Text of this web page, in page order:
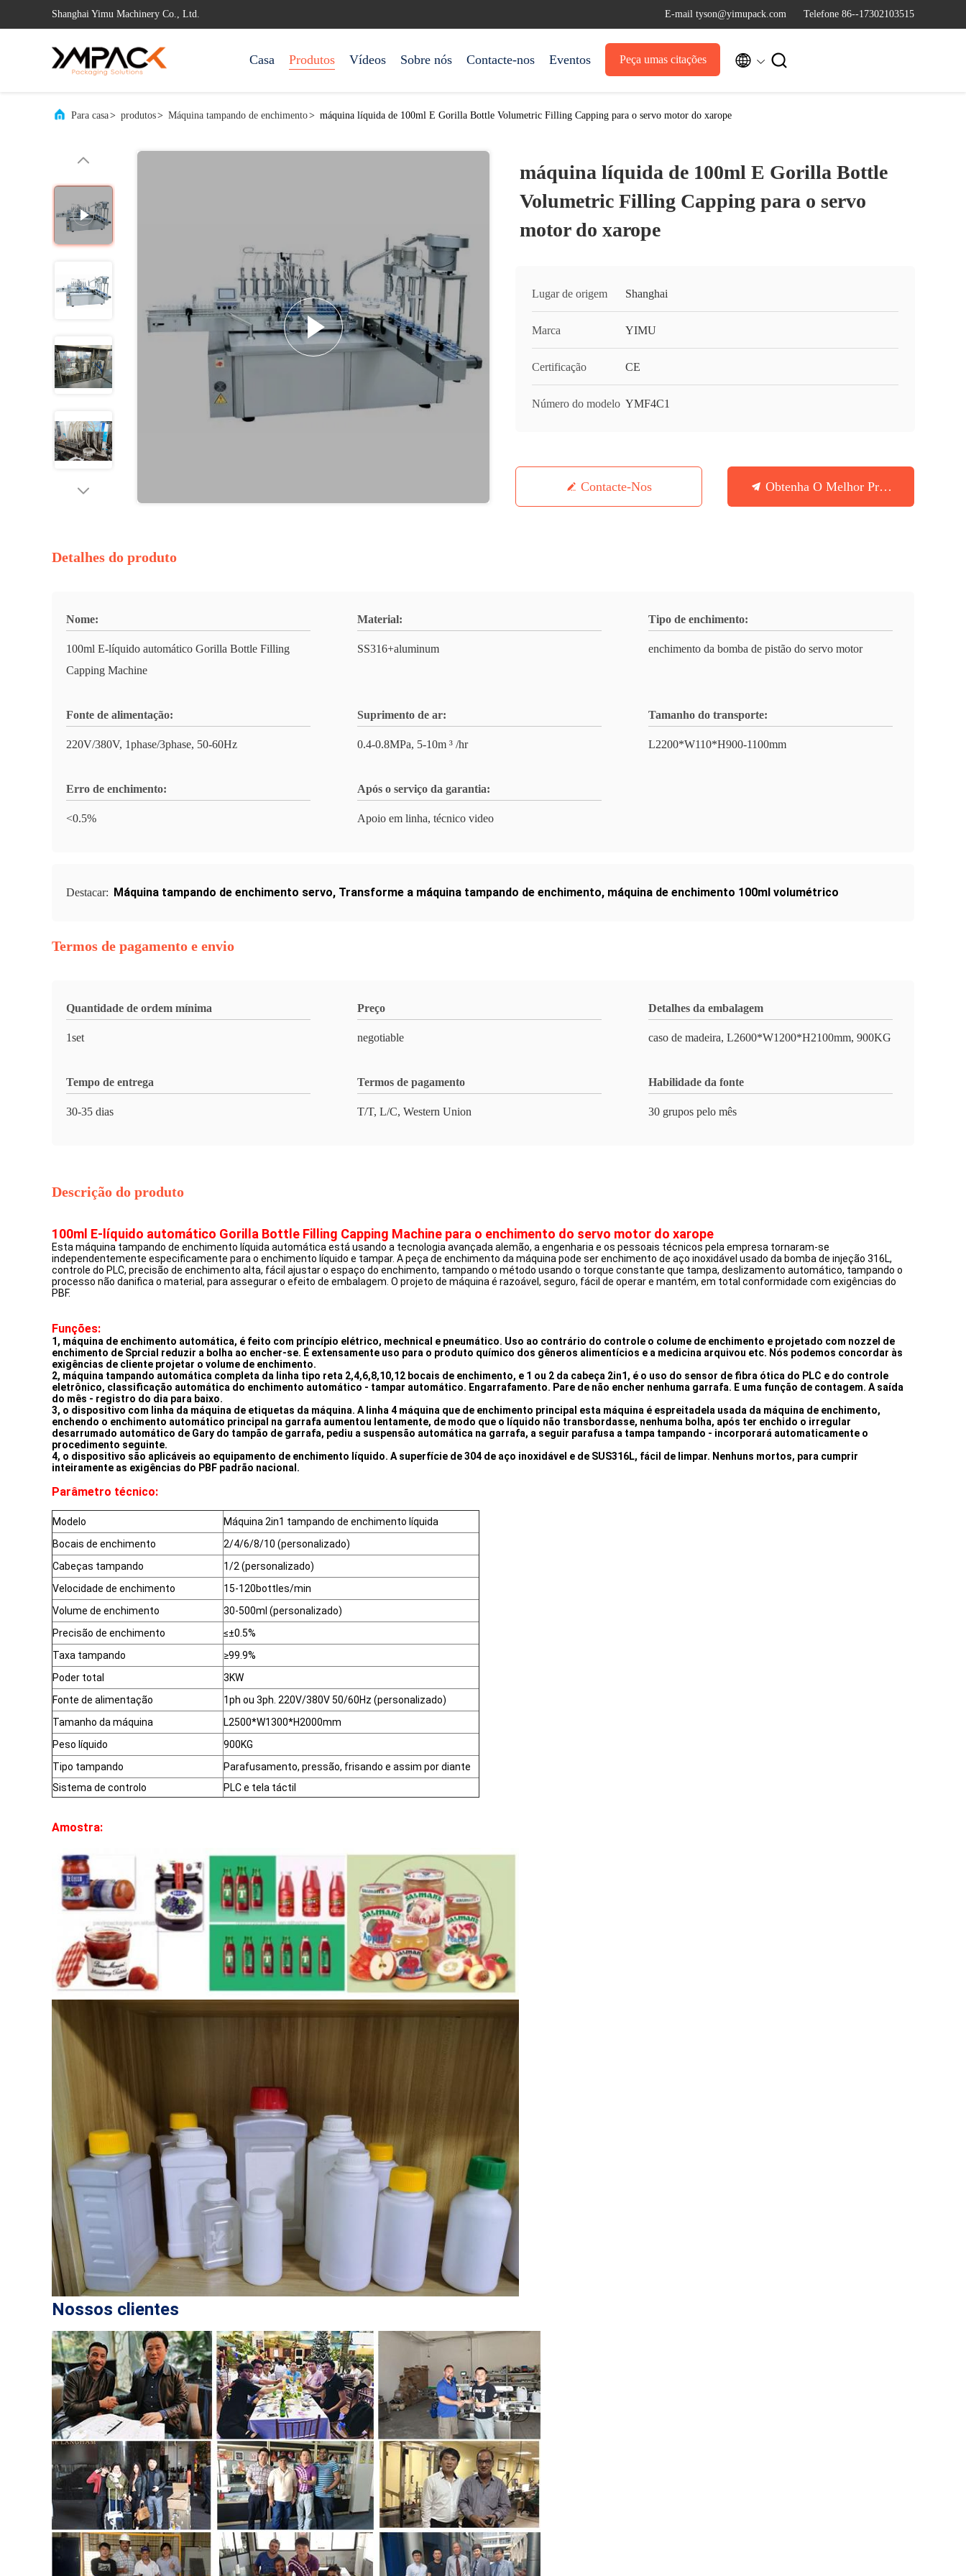
Shanghai Yimu Machinery Co., Ltd. E-mail tyson@yimupack.com Telefone 86--17302103515
Casa Produtos Vídeos Sobre nós Contacte-nos Eventos Peça umas citações  
Para casa> produtos> Máquina tampando de enchimento> máquina líquida de 100ml E Gorilla Bottle Volumetric Filling Capping para o servo motor do xarope
máquina líquida de 100ml E Gorilla Bottle
Volumetric Filling Capping para o servo
motor do xarope
Lugar de origem Shanghai
Marca YIMU
Certificação CE
Número do modelo YMF4C1
Contacte-Nos Obtenha O Melhor Preço
Detalhes do produto
Nome:
100ml E-líquido automático Gorilla Bottle Filling
Capping Machine
Material:
SS316+aluminum
Tipo de enchimento:
enchimento da bomba de pistão do servo motor
Fonte de alimentação:
220V/380V, 1phase/3phase, 50-60Hz
Suprimento de ar:
0.4-0.8MPa, 5-10m ³ /hr
Tamanho do transporte:
L2200*W110*H900-1100mm
Erro de enchimento:
<0.5%
Após o serviço da garantia:
Apoio em linha, técnico video
Destacar: Máquina tampando de enchimento servo, Transforme a máquina tampando de enchimento, máquina de enchimento 100ml volumétrico
Termos de pagamento e envio
Quantidade de ordem mínima
1set
Preço
negotiable
Detalhes da embalagem
caso de madeira, L2600*W1200*H2100mm, 900KG
Tempo de entrega
30-35 dias
Termos de pagamento
T/T, L/C, Western Union
Habilidade da fonte
30 grupos pelo mês
Descrição do produto
100ml E-líquido automático Gorilla Bottle Filling Capping Machine para o enchimento do servo motor do xarope
Esta máquina tampando de enchimento líquida automática está usando a tecnologia avançada alemão, a engenharia e os pessoais técnicos pela empresa tornaram-se
independentemente especificamente para o enchimento líquido e tampar. A peça de enchimento da máquina pode ser enchimento de aço inoxidável usado da bomba de injeção 316L,
controle do PLC, precisão de enchimento alta, fácil ajustar o espaço do enchimento, tampando o método usando o torque constante que tampa, deslizamento automático, tampando o
processo não danifica o material, para assegurar o efeito de embalagem. O projeto de máquina é razoável, seguro, fácil de operar e mantém, em total conformidade com exigências do
PBF.
Funções:
1, máquina de enchimento automática, é feito com princípio elétrico, mechnical e pneumático. Uso ao contrário do controle o colume de enchimento e projetado com nozzel de
enchimento de Sprcial reduzir a bolha ao encher-se. É extensamente uso para o produto químico dos gêneros alimentícios e a medicina arquivou etc. Nós podemos concordar às
exigências de cliente projetar o volume de enchimento.
2, máquina tampando automática completa da linha tipo reta 2,4,6,8,10,12 bocais de enchimento, e 1 ou 2 da cabeça 2in1, é o uso do sensor de fibra ótica do PLC e do controle
eletrônico, classificação automática do enchimento automático - tampar automático. Engarrafamento. Pare de não encher nenhuma garrafa. E uma função de contagem. A saída
do mês - registro do dia para baixo.
3, o dispositivo com linha da máquina de etiquetas da máquina. A linha 4 máquina que de enchimento principal esta máquina é espreitadela usada da máquina de enchimento,
enchendo o enchimento automático principal na garrafa aumentou lentamente, de modo que o líquido não transbordasse, nenhuma bolha, após ter enchido o irregular
desarrumado automático de Gary do tampão de garrafa, pediu a suspensão automática na garrafa, a seguir parafusa a tampa tampando - incorporará automaticamente o
procedimento seguinte.
4, o dispositivo são aplicáveis ao equipamento de enchimento líquido. A superfície de 304 de aço inoxidável e de SUS316L, fácil de limpar. Nenhuns mortos, para cumprir
inteiramente as exigências do PBF padrão nacional.
Parâmetro técnico:
Modelo
Máquina 2in1 tampando de enchimento líquida
Bocais de enchimento
2/4/6/8/10 (personalizado)
Cabeças tampando
1/2 (personalizado)
Velocidade de enchimento
15-120bottles/min
Volume de enchimento
30-500ml (personalizado)
Precisão de enchimento
≤±0.5%
Taxa tampando
≥99.9%
Poder total
3KW
Fonte de alimentação
1ph ou 3ph. 220V/380V 50/60Hz (personalizado)
Tamanho da máquina
L2500*W1300*H2000mm
Peso líquido
900KG
Tipo tampando
Parafusamento, pressão, frisando e assim por diante
Sistema de controlo
PLC e tela táctil
Amostra:
Nossos clientes